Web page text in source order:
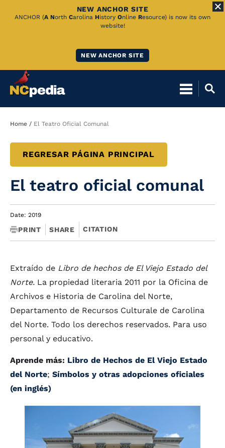
Skip
NEW ANCHOR SITE
ANCHOR (A North Carolina History Online Resource) is now its own
website!
NEW ANCHOR SITE
Breadcrumb
Home El Teatro Oficial Comunal
El teatro oficial comunal
REGRESAR PÁGINA PRINCIPAL
Date: 2019
PRINT SHARE CITATION
Extraído de Libro de hechos de El Viejo Estado del
Norte. La propiedad literaria 2011 por la Oficina de
Archivos e Historia de Carolina del Norte,
Departamento de Recursos Culturale de Carolina
del Norte. Todo los derechos reservados. Para uso
personal y educativo.
Aprende más: Libro de Hechos de El Viejo Estado
del Norte; Símbolos y otras adopciones oficiales
(en inglés)